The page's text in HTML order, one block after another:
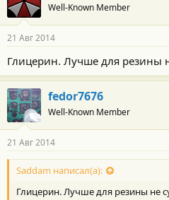
Well-Known Member
21 Авг 2014
Глицерин. Лучше для резины
fedor7676
Well-Known Member
21 Авг 2014
Saddam написал(а):
Глицерин. Лучше для резины не